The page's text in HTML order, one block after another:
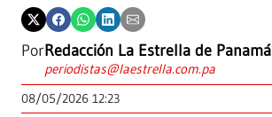
PorRedacción La Estrella de Panamá
periodistas@laestrella.com.pa
08/05/2026 12:23